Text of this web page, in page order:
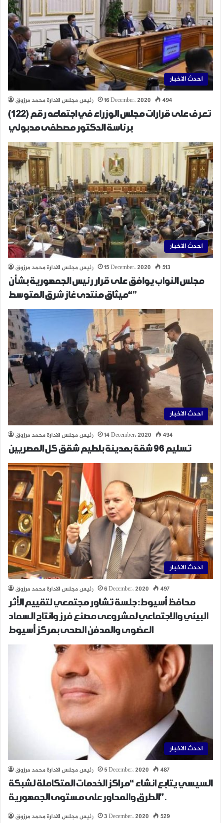
احدث الاخبار
رئيس مجلس الادارة محمد مرزوق 16 December، 2020 494
تعرف على قرارات مجلس الوزراء في اجتماعه رقم (122)
برئاسة الدكتور مصطفى مدبولي
احدث الاخبار
رئيس مجلس الادارة محمد مرزوق 15 December، 2020 513
مجلس النواب يوافق على قرار رئيس الجمهورية بشأن
“ميثاق منتدى غاز شرق المتوسط”
احدث الاخبار
رئيس مجلس الادارة محمد مرزوق 14 December، 2020 494
تسليم ٩٦ شقة بمدينة بلطيم شقق كل المصريين
احدث الاخبار
رئيس مجلس الادارة محمد مرزوق 6 December، 2020 497
محافظ أسيوط: جلسة تشاور مجتمعي لتقييم الأثر
البيئي والاجتماعي لمشروعى مصنع فرز وانتاج السماد
العضوى والمدفن الصحى بمركز أسيوط
احدث الاخبار
رئيس مجلس الادارة محمد مرزوق 5 December، 2020 487
السيسي يتابع انشاء “مراكز الخدمات المتكاملة لشبكة
الطرق والمحاور على مستوى الجمهورية”.
رئيس مجلس الادارة محمد مرزوق 3 December، 2020 529